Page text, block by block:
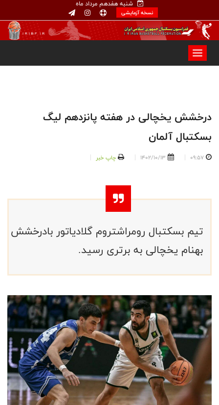
شنبه هفدهم مرداد ماه
نسخه آزمایشی
درخشش یخچالی در هفته پانزدهم لیگ
بسکتبال آلمان
09:57
1402/10/13 چاپ خبر
تیم بسکتبال رومراشتروم گلادیاتور بادرخشش
بهنام یخچالی به برتری رسید.